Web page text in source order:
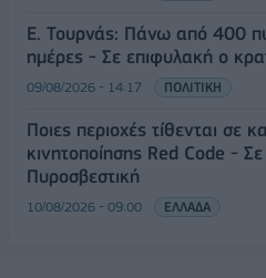
Ε. Τουρνάς: Πάνω από 400
ημέρες - Σε επιφυλακή ο
09/08/2026 - 14:17 ΠΟΛΙΤΙΚΗ
Ποιες περιοχές τίθενται σε
κινητοποίησης Red Code -
Πυροσβεστική
10/08/2026 - 09:00 ΕΛΛΑΔΑ